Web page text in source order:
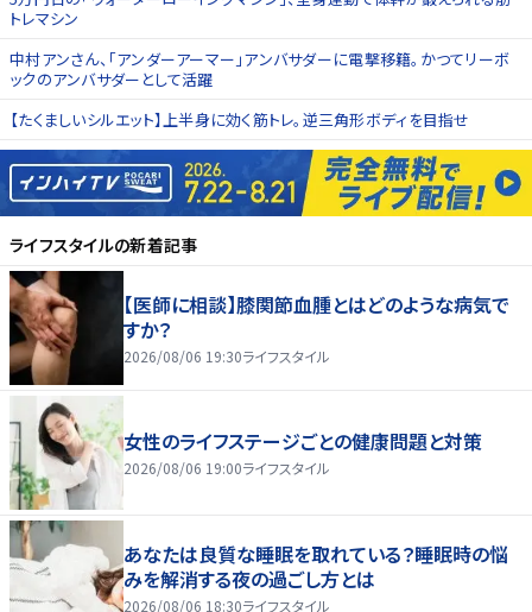
トレマシン
中村アンさん、「アンダーアーマー」アンバサダーに電撃移籍。かつてリーボ
ックのアンバサダーとして活躍
【たくましいシルエット】上半身に効く筋トレ。逆三角形ボディを目指せ
ライフスタイルの新着記事
【医師に相談】膝関節血腫とはどのような病気で
すか？
2026/08/06 19:30ライフスタイル
女性のライフステージごとの健康問題と対策
2026/08/06 19:00ライフスタイル
あなたは良質な睡眠を取れている？睡眠時の悩
みを解消する夜の過ごし方とは
2026/08/06 18:30ライフスタイル